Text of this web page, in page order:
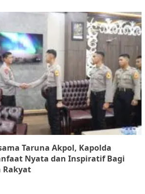
Taruna Akpol, Kapolda
Nyata dan Inspiratif Bagi
Rakyat